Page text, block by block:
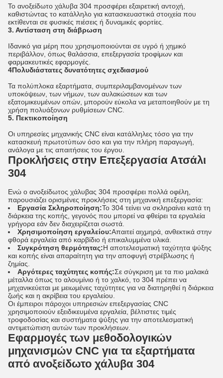
Το ανοξείδωτο χάλυβα 304 προσφέρει εξαιρετική αντοχή,
καθιστώντας το κατάλληλο για κατασκευαστικά στοιχεία που
εκτίθενται σε φυσικές πιέσεις ή δυναμικές φορτίες.
3. Αντίσταση στη διάβρωση
Ιδανικό για μέρη που χρησιμοποιούνται σε υγρό ή χημικό
περιβάλλον, όπως θαλάσσια, επεξεργασία τροφίμων και
φαρμακευτικές εφαρμογές.
4Πολυδιάστατες δυνατότητες σχεδιασμού
Τα πολύπλοκα εξαρτήματα, συμπεριλαμβανομένων των
υποκόψεων, των νήμων, των αυλακώσεων και των
εξατομικευμένων οπών, μπορούν εύκολα να μεταποιηθούν με τη
χρήση πολυάξονων ρυθμίσεων CNC.
5. Πεκτικοποίηση
Οι υπηρεσίες μηχανικής CNC είναι κατάλληλες τόσο για την
κατασκευή πρωτοτύπων όσο και για την πλήρη παραγωγή,
ανάλογα με τις απαιτήσεις του έργου.
Προκλήσεις στην Επεξεργασία Ατσάλι
304
Ενώ ο ανοξείδωτος χάλυβας 304 προσφέρει πολλά οφέλη,
παρουσιάζει ορισμένες προκλήσεις στη μηχανική επεξεργασία:
Εργασία Σκληροποίηση:Το 304 τείνει να σκληραίνει κατά τη
διάρκεια της κοπής, γεγονός που μπορεί να φθείρει τα εργαλεία
γρήγορα εάν δεν διαχειρίζεται σωστά.
Χρησιμοποίηση εργαλείου:Απαιτεί αιχμηρά, ανθεκτικά στην
φθορά εργαλεία από καρβίδιο ή επικαλυμμένα υλικά.
Συγκρότηση θερμότητας:Η αποτελεσματική ταχύτητα ψύξης
και κοπής είναι απαραίτητη για την αποφυγή στρέβλωσης ή
ζημίας.
Αργότερες ταχύτητες κοπής:Σε σύγκριση με τα πιο μαλακά
μέταλλα όπως το αλουμίνιο ή το χαλκό, το 304 πρέπει να
μηχανικεύεται με μειωμένες ταχύτητες για να διατηρηθεί η διάρκεια
ζωής και η ακρίβεια του εργαλείου.
Οι έμπειροι πάροχοι υπηρεσιών επεξεργασίας CNC
χρησιμοποιούν εξειδικευμένα εργαλεία, βέλτιστες τιμές
τροφοδοσίας και συστήματα ψύξης για την αποτελεσματική
αντιμετώπιση αυτών των προκλήσεων.
Εφαρμογές των μεθοδολογικών
μηχανισμών CNC για τα εξαρτήματα
από ανοξείδωτο χάλυβα 304